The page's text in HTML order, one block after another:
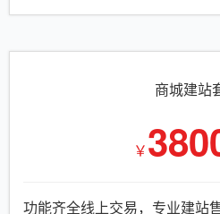
商城建站
￥
功能齐全线上交易，专业建站